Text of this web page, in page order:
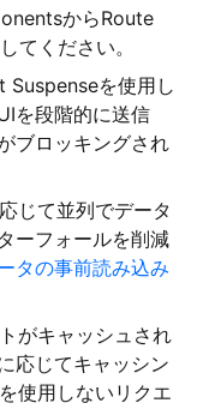
からRoute
てください。
Suspenseを使用し
を段階的に送信
ブロッキングされ
じて並列でデータ
ーフォールを削減
タの事前読み込み
がキャッシュされ
応じてキャッシン
を使用しないリクエ